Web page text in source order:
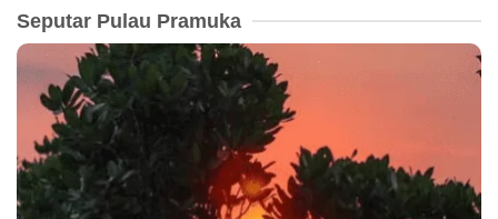
Seputar Pulau Pramuka